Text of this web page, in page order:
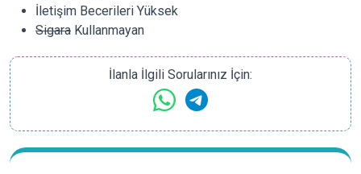
İletişim Becerileri Yüksek
Sigara Kullanmayan
İlanla İlgili Sorularınız İçin: